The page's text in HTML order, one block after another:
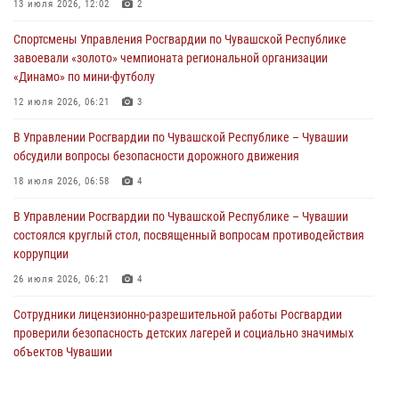
В Ядрине сотрудники Росгвардии задержали подозреваемого в
01 августа 2026, 06:12
1 августа – День дежурной службы войск национальной гвардии
Российской Федерации
Директор Росгвардии Герой России генерал армии Виктор Золотов
поздравил специалистов подразделений тыла с профессиональным
01 августа 2026, 00:01
13 июля 2026, 12:02 2
Спортсмены Управления Росгвардии по Чувашской Республике
завоевали «золото» чемпионата региональной организации
«Динамо» по мини-футболу
12 июля 2026, 06:21 3
В Управлении Росгвардии по Чувашской Республике – Чувашии
обсудили вопросы безопасности дорожного движения
18 июля 2026, 06:58 4
В Управлении Росгвардии по Чувашской Республике – Чувашии
состоялся круглый стол, посвященный вопросам противодействия
коррупции
26 июля 2026, 06:21 4
Сотрудники лицензионно-разрешительной работы Росгвардии
проверили безопасность детских лагерей и социально значимых
объектов Чувашии